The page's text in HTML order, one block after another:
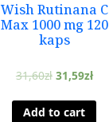
Wish Rutinana C
Max 1000 mg 120
kaps
31,60zł 31,59zł
Add to cart